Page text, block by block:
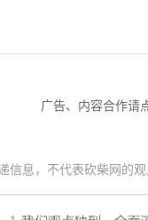
广告、内容合作请
息，不代表砍柴网的观